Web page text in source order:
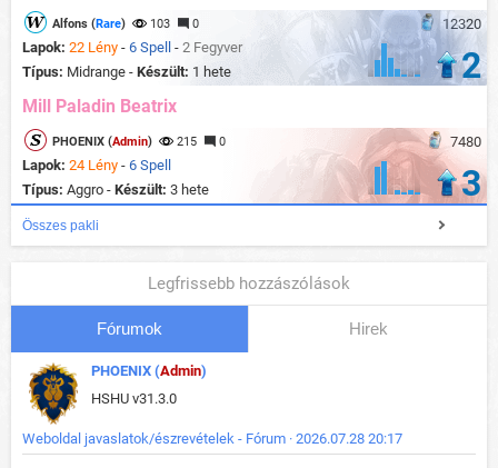
12320
Alfons (Rare) 103 0
Lapok: 22 Lény - 6 Spell - 2 Fegyver
Típus: Midrange - Készült: 1 hete 2
Mill Paladin Beatrix
7480
PHOENIX (Admin) 215 0
Lapok: 24 Lény - 6 Spell
Típus: Aggro - Készült: 3 hete 3
Összes pakli
Legfrissebb hozzászólások
Fórumok Hirek
PHOENIX (Admin)
HSHU v31.3.0
Weboldal javaslatok/észrevételek - Fórum · 2026.07.28 20:17